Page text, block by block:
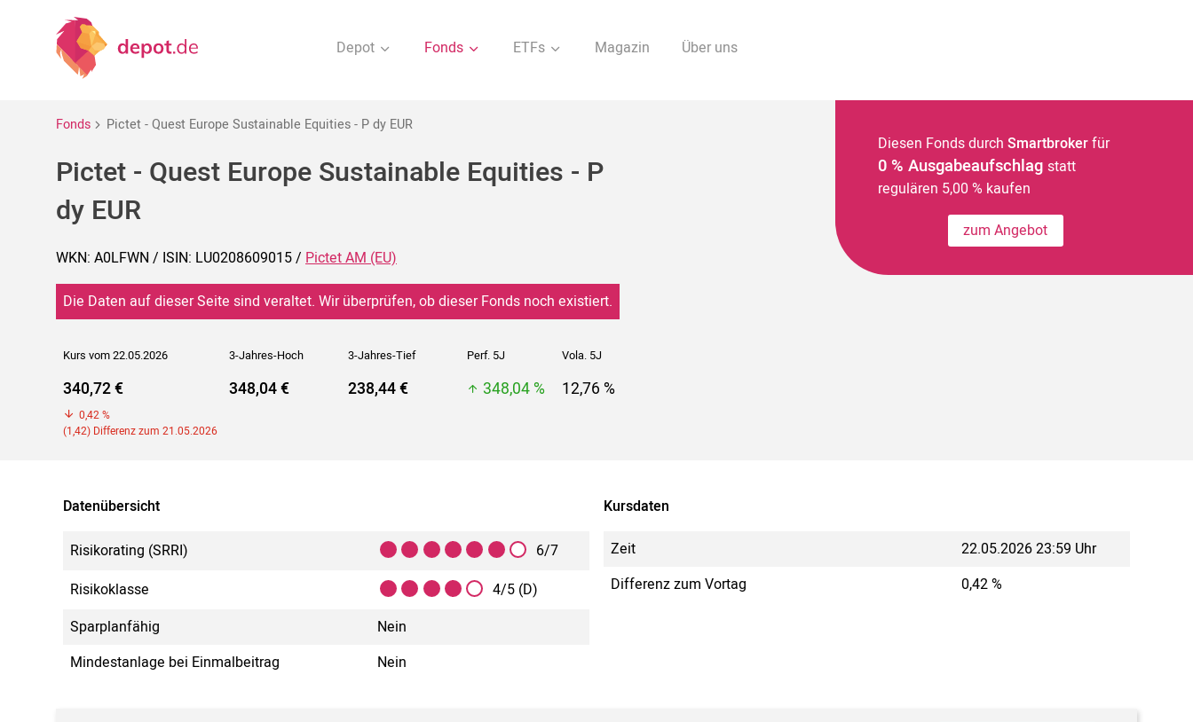
Depot Fonds ETFs Magazin Über uns
Fonds Pictet - Quest Europe Sustainable Equities - P dy EUR
Pictet - Quest Europe Sustainable Equities - P
dy EUR
WKN: A0LFWN / ISIN: LU0208609015 / Pictet AM (EU)
Die Daten auf dieser Seite sind veraltet. Wir überprüfen, ob dieser Fonds noch existiert.
Kurs vom 22.05.2026 3-Jahres-Hoch 3-Jahres-Tief Perf. 5J Vola. 5J
340,72 €
0,42 %
(1,42) Differenz zum 21.05.2026
348,04 € 238,44 € 348,04 % 12,76 %
Diesen Fonds durch Smartbrokerfür
0 % Ausgabeaufschlag statt
regulären 5,00 % kaufen
zum Angebot
Datenübersicht
Risikorating (SRRI)
6/7
Risikoklasse
4/5 (D)
Sparplanfähig
Nein
Mindestanlage bei Einmalbeitrag
Nein
Kursdaten
Zeit
22.05.2026 23:59 Uhr
Differenz zum Vortag
0,42 %